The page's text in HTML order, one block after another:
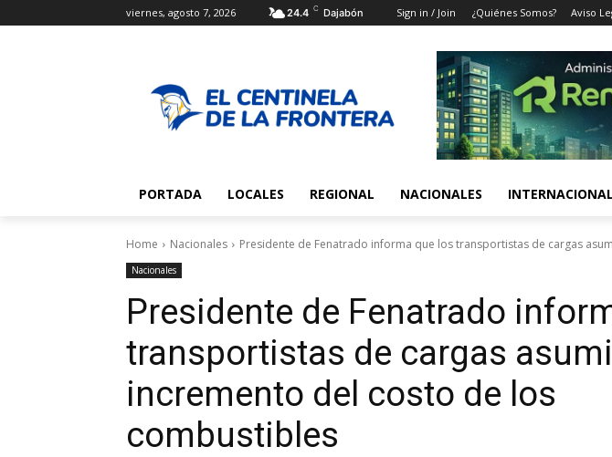
viernes, agosto 7, 2026 24.4 C Dajabón Sign in / Join ¿Quiénes Somos? Aviso
PORTADA LOCALES REGIONAL NACIONALES
Home Nacionales Presidente de Fenatrado informa que los transportistas de cargas
Nacionales
Presidente de Fenatrado
transportistas de cargas
incremento del costo de los
combustibles